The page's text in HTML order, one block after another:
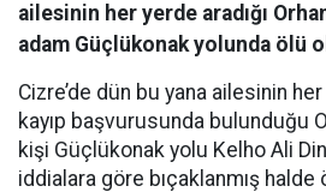
ailesinin her yerde aradığı
adam Güçlükonak yolunda ölü
Cizre’de dün bu yana ailesinin her
kayıp başvurusunda bulunduğu
kişi Güçlükonak yolu Kelho Ali
iddialara göre bıçaklanmış